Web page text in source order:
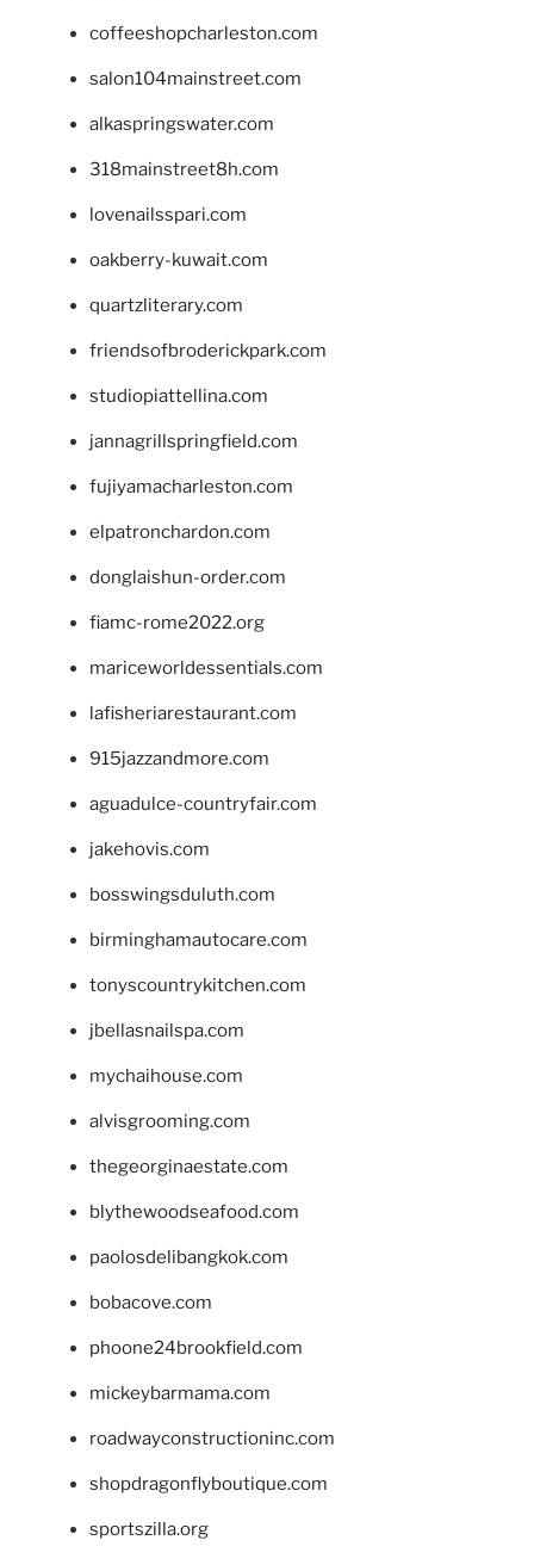
coffeeshopcharleston.com
salon104mainstreet.com
alkaspringswater.com
318mainstreet8h.com
lovenailsspari.com
oakberry-kuwait.com
quartzliterary.com
friendsofbroderickpark.com
studiopiattellina.com
jannagrillspringfield.com
fujiyamacharleston.com
elpatronchardon.com
donglaishun-order.com
fiamc-rome2022.org
mariceworldessentials.com
lafisheriarestaurant.com
915jazzandmore.com
aguadulce-countryfair.com
jakehovis.com
bosswingsduluth.com
birminghamautocare.com
tonyscountrykitchen.com
jbellasnailspa.com
mychaihouse.com
alvisgrooming.com
thegeorginaestate.com
blythewoodseafood.com
paolosdelibangkok.com
bobacove.com
phoone24brookfield.com
mickeybarmama.com
roadwayconstructioninc.com
shopdragonflyboutique.com
sportszilla.org